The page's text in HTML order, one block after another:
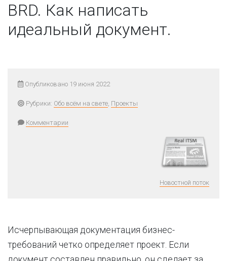
BRD. Как написать
идеальный документ.
Опубликовано 19 июня 2022
Рубрики: Обо всём на свете, Проекты
Комментарии
Новостной поток
Исчерпывающая документация бизнес-
требований четко определяет проект. Если